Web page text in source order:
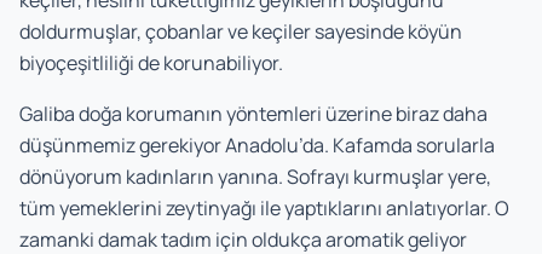
doldurmuşlar, çobanlar ve keçiler sayesinde köyün
biyoçeşitliliği de korunabiliyor.
Galiba doğa korumanın yöntemleri üzerine biraz daha
düşünmemiz gerekiyor Anadolu’da. Kafamda sorularla
dönüyorum kadınların yanına. Sofrayı kurmuşlar yere,
tüm yemeklerini zeytinyağı ile yaptıklarını anlatıyorlar. O
zamanki damak tadım için oldukça aromatik geliyor